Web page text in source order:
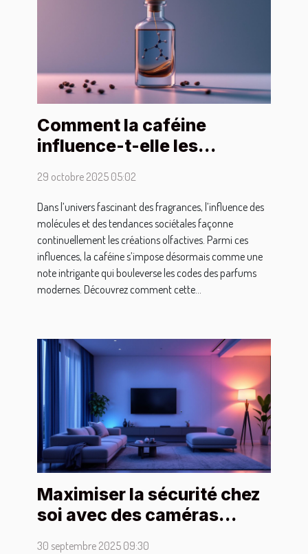
Comment la caféine
influence-t-elle les
tendances des parfums
modernes ?
29 octobre 2025 05:02
Dans l’univers fascinant des fragrances, l’influence des
molécules et des tendances sociétales façonne
continuellement les créations olfactives. Parmi ces
influences, la caféine s’impose désormais comme une
note intrigante qui bouleverse les codes des parfums
modernes. Découvrez comment cette...
Maximiser la sécurité chez
soi avec des caméras
30 septembre 2025 09:30